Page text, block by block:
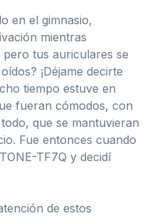
en el gimnasio,
mientras
tus auriculares se
¡Déjame decirte
tiempo estuve en
fueran cómodos, con
que se mantuvieran
Fue entonces cuando
TF7Q y decidí
de estos